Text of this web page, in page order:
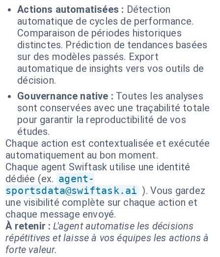
Actions automatisées : Détection
automatique de cycles de performance.
Comparaison de périodes historiques
distinctes. Prédiction de tendances basées
sur des modèles passés. Export
automatique de insights vers vos outils de
décision.
Gouvernance native : Toutes les analyses
sont conservées avec une traçabilité totale
pour garantir la reproductibilité de vos
études.
Chaque action est contextualisée et exécutée
automatiquement au bon moment.
Chaque agent Swiftask utilise une identité
dédiée (ex. agent-
sportsdata@swiftask.ai ). Vous gardez
une visibilité complète sur chaque action et
chaque message envoyé.
À retenir : L'agent automatise les décisions
répétitives et laisse à vos équipes les actions à
forte valeur.